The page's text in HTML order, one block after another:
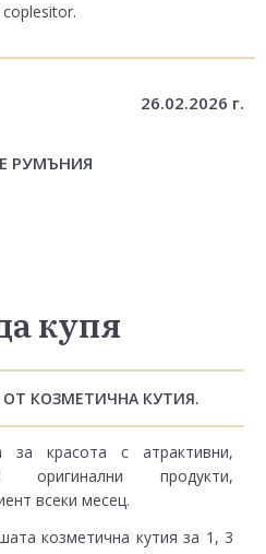
26.02.2026 г.
РУМЪНИЯ
купя
ОТ КОЗМЕТИЧНА КУТИЯ.
за красота с атрактивни,
оригинални продукти,
всеки месец.
козметична кутия за 1, 3